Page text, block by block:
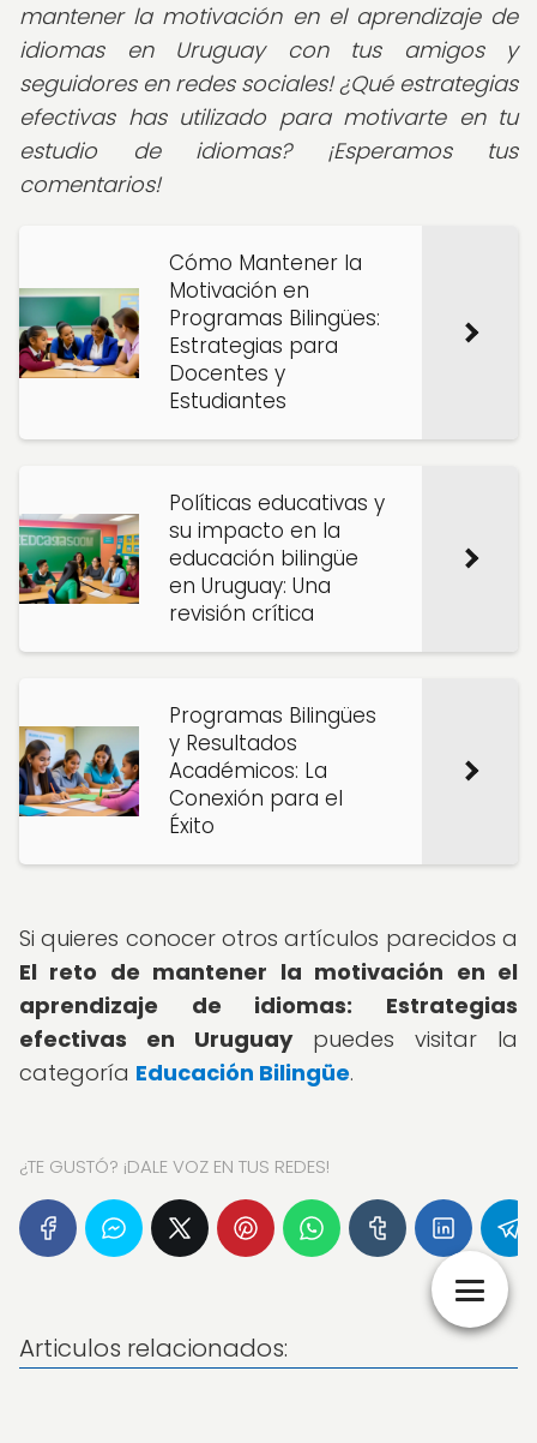
mantener la motivación en el aprendizaje de
idiomas en Uruguay con tus amigos y
seguidores en redes sociales! ¿Qué estrategias
efectivas has utilizado para motivarte en tu
estudio de idiomas? ¡Esperamos tus
comentarios!
Cómo Mantener la
Motivación en
Programas Bilingües:
Estrategias para
Docentes y
Estudiantes
Políticas educativas y
su impacto en la
educación bilingüe
en Uruguay: Una
revisión crítica
Programas Bilingües
y Resultados
Académicos: La
Conexión para el
Éxito
Si quieres conocer otros artículos parecidos a
El reto de mantener la motivación en el
aprendizaje de idiomas: Estrategias
efectivas en Uruguaypuedes visitar la
categoría Educación Bilingüe.
¿TE GUSTÓ? ¡DALE VOZ EN TUS REDES!
Articulos relacionados: